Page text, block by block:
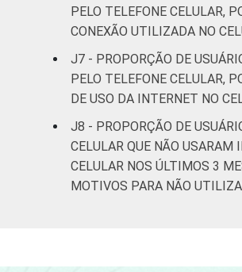
Renda
Familiar
Até 1 SM
Mais de 1
SM até 2 SM
SM até 3 SM
Mais de 3
SM até 5 SM
SM
PELO TELEFONE CELULAR,
CONEXÃO UTILIZADA NO
J7 - PROPORÇÃO DE
PELO TELEFONE CELULAR,
DE USO DA INTERNET NO
J8 - PROPORÇÃO DE
CELULAR QUE NÃO USARAM
CELULAR NOS ÚLTIMOS 3
MOTIVOS PARA NÃO